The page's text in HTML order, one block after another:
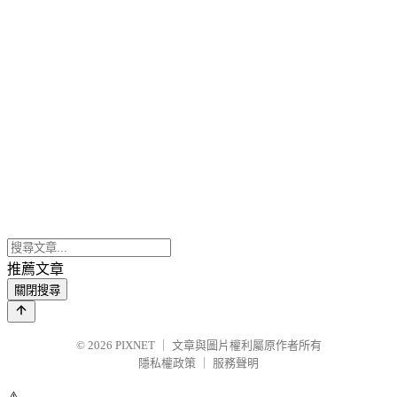
推薦文章
關閉搜尋
© 2026 PIXNET
文章與圖片權利屬原作者所有
隱私權政策
服務聲明